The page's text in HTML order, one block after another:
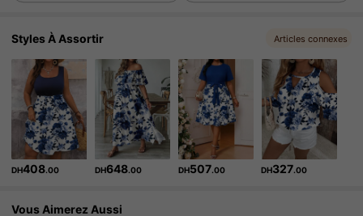
4.79
4.8K Suiveurs
4.79 4.8K Suiveurs
4.8K Suiveurs
Styles À Assortir Articles connexes
DH408.00 DH648.00 DH507.00 DH327.00
Vous Aimerez Aussi